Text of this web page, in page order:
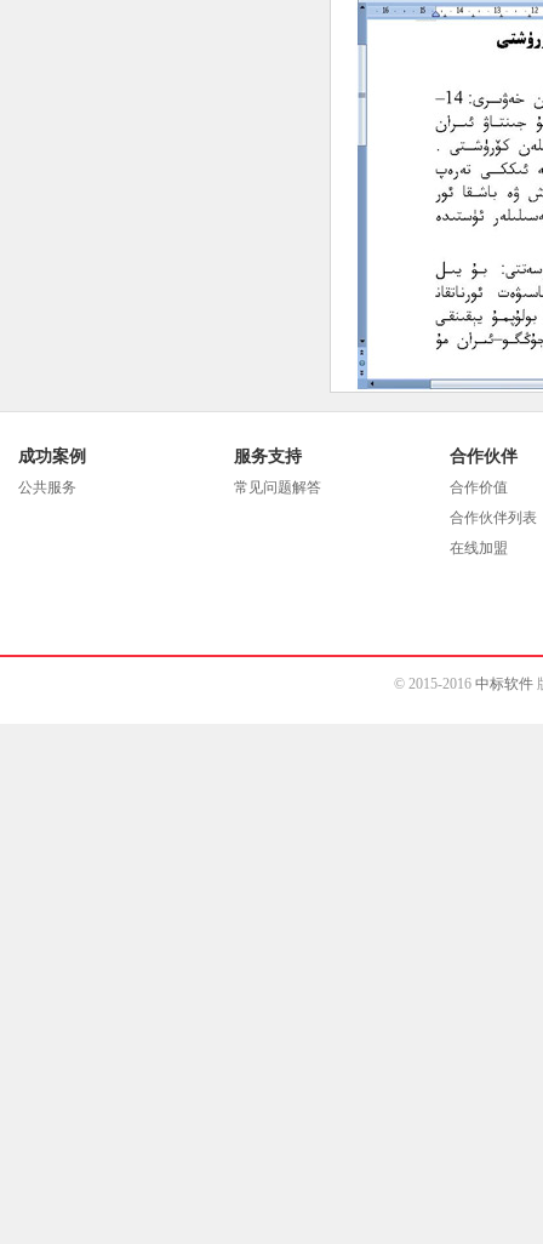
成功案例
公共服务
服务支持
常见问题解答
合作伙伴
合作价值
合作伙伴列表
在线加盟
© 2015-2016 中标软件